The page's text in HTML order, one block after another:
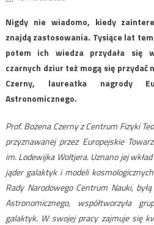
Nigdy nie wiadomo, kiedy
znajdą zastosowania. Tysiące lat
potem ich wiedza przydała się
czarnych dziur też mogą się przydać
Czerny, laureatka nagrody
Astronomicznego.
Prof. Bożena Czerny z Centrum Fizyki
przyznawanej przez Europejskie
im. Lodewijka Woltjera. Uznano jej
jąder galaktyk i modeli
Rady Narodowego Centrum Nauki,
Astronomicznego, współtworzyła
galaktyk. W swojej pracy zajmuje się